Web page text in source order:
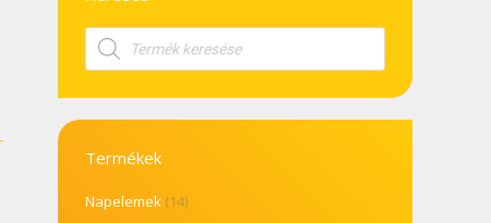
Products
search
Termékek
Napelemek (14)